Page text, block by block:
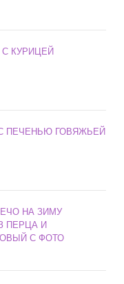
КУРИЦЕЙ
ПЕЧЕНЬЮ ГОВЯЖЬЕЙ
НА ЗИМУ
ПЕРЦА И
С ФОТО